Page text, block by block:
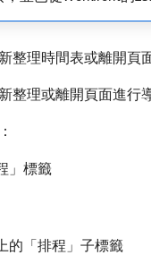
整理時間表或離開頁
整理或離開頁面進行
」標籤
的「排程」子標籤